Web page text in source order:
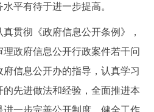
平有待于进一步提高。
贯彻《政府信息公开条例》，
政府信息公开行政案件若干问
信息公开办的指导，认真学习
先进做法和经验，全面推进本
一步完善公开制度，健全工作